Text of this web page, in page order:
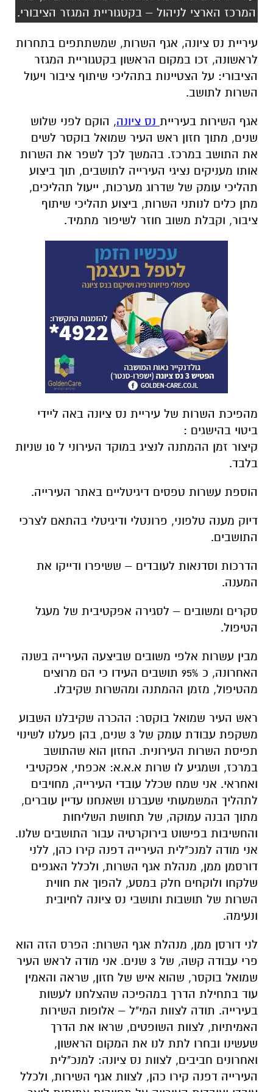
המרכז הארצי לניהול – בקטגוריית המגזר הציבורי.
עיריית נס ציונה, אגף השרות, שמשתתפים בתחרות
לראשונה, זכו במקום הראשון בקטגוריית המגזר
הציבורי: על הצטיינות בתהליכי שיתוף ציבור ויעול
השרות לתושב.
אגף השירות בעיריית נס ציונה, הוקם לפני שלוש
שנים, מתוך חזון ראש העיר שמואל בוקסר לשים
את התושב במרכז. בהמשך לכך לשפר את השרות
אותו מעניקים נציגי העירייה לתושבים, תוך ביצוע
תהליכי עומק של שדרוג מערכות, ייעול תהליכים,
מתן כלים לנותני השרות, ביצוע תהליכי שיתוף
ציבור, וקבלת משוב חוזר לשיפור מתמיד.
מהפיכת השרות של עיריית נס ציונה באה ליידי
ביטוי בהישגים :
קיצור זמן ההמתנה לנציג במוקד העירוני ל 10 שניות
בלבד.
הוספת עשרות טפסים דיגיטליים באתר העירייה.
דיוק מענה טלפוני, פרונטלי ודיגיטלי בהתאם לצרכי
התושבים.
הדרכות וסדנאות לעובדים – ששיפרו ודייקו את
המענה.
סקרים ומשובים – לסגירה אפקטיבית של מעגל
הטיפול.
מבין עשרות אלפי משובים שביצעה העירייה בשנה
האחרונה, כ 95% תושבים העידו כי הם מרוצים
מהטיפול, מזמן ההמתנה ומהשרות שקיבלו.
ראש העיר שמואל בוקסר: ההכרה שקיבלנו השבוע
משקפת עבודת עומק של 3 שנים, בהן פעלנו לשינוי
תפיסת השרות העירונית. החזון הוא שהתושב
במרכז, ושמגיע לו שרות א.א.א: אכפתי, אפקטיבי
ואחראי. אני שמח שכלל עובדי העירייה, מחויבים
לתהליך המשמעותי שעברנו ושאנחנו עדיין עוברים,
מתוך הבנה עמוקה, של תחושת השליחות
והחשיבות בפישוט בירוקרטיה עבור התושבים שלנו.
אני מודה למנכ"לית העירייה דפנה קירו כהן, ללני
דורסמן ממן, מנהלת אגף השרות, ולכלל האגפים
שלקחו ולוקחים חלק במסע, להפוך את חווית
השרות של תושבות ותושבי נס ציונה לחיובית
ונעימה.
לני דורסן ממן, מנהלת אגף השרות: הפרס הזה הוא
פרי עבודה קשה, של 3 שנים. אני מודה לראש העיר
שמואל בוקסר, שהוא איש של חזון, שראה והאמין
עוד בתחילת הדרך במהפיכה שהצלחנו לעשות
בעירייה. תודה לצוות המי"ל – אלופות השירות
האמיתיות, לצוות השופטים, שראו את הדרך
שעשינו ובחרו לתת לנו את המקום הראשון,
ואחרונים חביבים, לצוות נס ציונה: למנכ"לית
העירייה דפנה קירו כהן, לצוות אגף השירות, ולכלל